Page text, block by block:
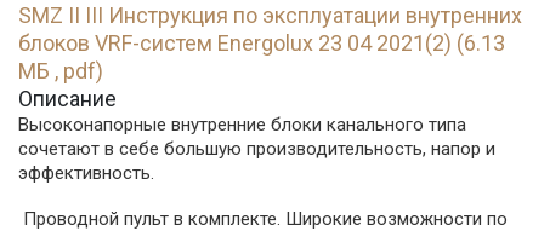
SMZ II III Инструкция по эксплуатации внутренних
блоков VRF-систем Energolux 23 04 2021(2) (6.13
МБ , pdf)
Описание
Высоконапорные внутренние блоки канального типа
сочетают в себе большую производительность, напор и
эффективность.
Проводной пульт в комплекте. Широкие возможности по